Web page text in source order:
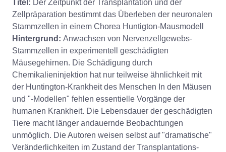
Titel: Der Zeitpunkt der Transplantation und der
Zellpräparation bestimmt das Überleben der neuronalen
Stammzellen in einem Chorea Huntigton-Mausmodell
Hintergrund: Anwachsen von Nervenzellgewebs-
Stammzellen in experimentell geschädigten
Mäusegehirnen. Die Schädigung durch
Chemikalieninjektion hat nur teilweise ähnlichkeit mit
der Huntington-Krankheit des Menschen In den Mäusen
und "-Modellen" fehlen essentielle Vorgänge der
humanen Krankheit. Die Lebensdauer der geschädigten
Tiere macht länger andauernde Beobachtungen
unmöglich. Die Autoren weisen selbst auf "dramatische"
Veränderlichkeiten im Zustand der Transplantations-